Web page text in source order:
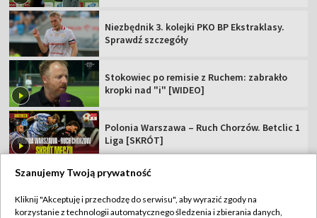
Niezbędnik 3. kolejki PKO BP Ekstraklasy.
Sprawdź szczegóły
Stokowiec po remisie z Ruchem: zabrakło
kropki nad "i" [WIDEO]
Polonia Warszawa – Ruch Chorzów. Betclic 1
Liga [SKRÓT]
Szanujemy Twoją prywatność
Kliknij "Akceptuję i przechodzę do serwisu", aby wyrazić zgody na
korzystanie z technologii automatycznego śledzenia i zbierania danych,